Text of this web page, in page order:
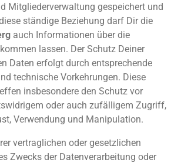
Mitgliederverwaltung gespeichert und
ständige Beziehung darf Dir die
auch Informationen über die
lassen. Der Schutz Deiner
Daten erfolgt durch entsprechende
technische Vorkehrungen. Diese
insbesondere den Schutz vor
oder auch zufälligem Zugriff,
Verwendung und Manipulation.
vertraglichen oder gesetzlichen
Zwecks der Datenverarbeitung oder